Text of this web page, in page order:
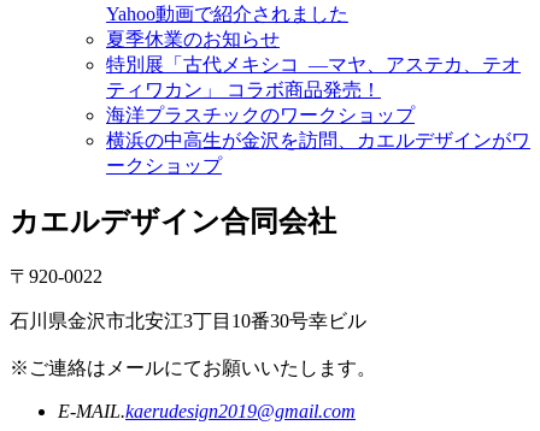
Yahoo動画で紹介されました
夏季休業のお知らせ
特別展「古代メキシコ ―マヤ、アステカ、テオ
ティワカン」 コラボ商品発売！
海洋プラスチックのワークショップ
横浜の中高生が金沢を訪問、カエルデザインがワ
ークショップ
カエルデザイン合同会社
〒920-0022
石川県金沢市北安江3丁目10番30号幸ビル
※ご連絡はメールにてお願いいたします。
E-MAIL.kaerudesign2019@gmail.com